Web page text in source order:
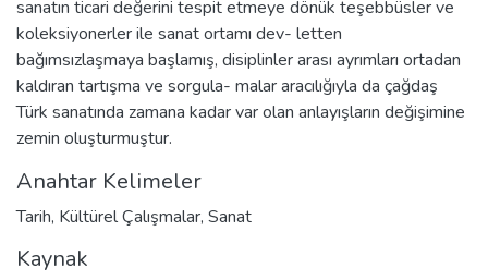
sanatın ticari değerini tespit etmeye dönük teşebbüsler ve
koleksiyonerler ile sanat ortamı dev- letten
bağımsızlaşmaya başlamış, disiplinler arası ayrımları ortadan
kaldıran tartışma ve sorgula- malar aracılığıyla da çağdaş
Türk sanatında zamana kadar var olan anlayışların değişimine
zemin oluşturmuştur.
Anahtar Kelimeler
Tarih, Kültürel Çalışmalar, Sanat
Kaynak